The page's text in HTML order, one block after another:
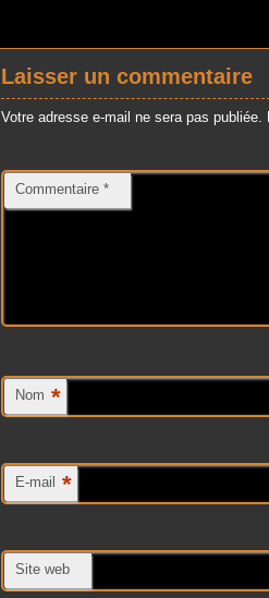
Laisser un commentaire
Votre adresse e-mail ne sera pas publiée.
Commentaire *
Nom *
E-mail *
Site web